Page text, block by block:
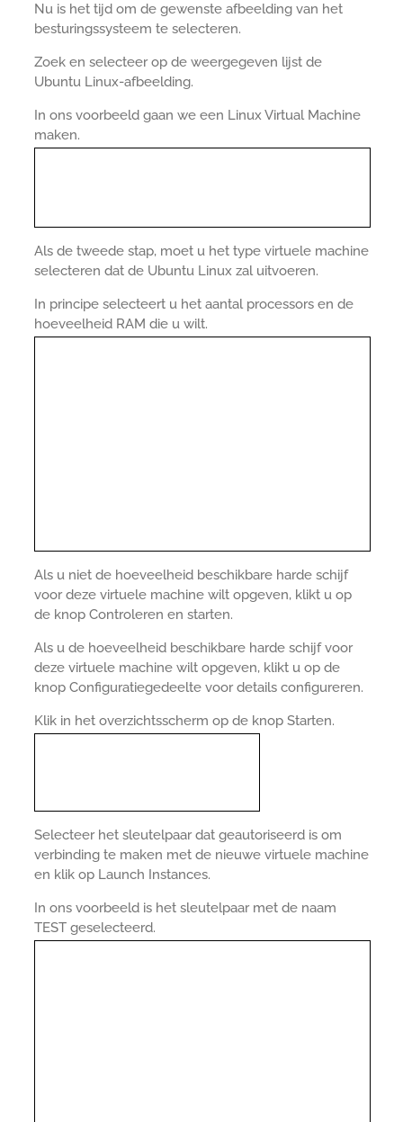
Nu is het tijd om de gewenste afbeelding van het
besturingssysteem te selecteren.
Zoek en selecteer op de weergegeven lijst de
Ubuntu Linux-afbeelding.
In ons voorbeeld gaan we een Linux Virtual Machine
maken.
Als de tweede stap, moet u het type virtuele machine
selecteren dat de Ubuntu Linux zal uitvoeren.
In principe selecteert u het aantal processors en de
hoeveelheid RAM die u wilt.
Als u niet de hoeveelheid beschikbare harde schijf
voor deze virtuele machine wilt opgeven, klikt u op
de knop Controleren en starten.
Als u de hoeveelheid beschikbare harde schijf voor
deze virtuele machine wilt opgeven, klikt u op de
knop Configuratiegedeelte voor details configureren.
Klik in het overzichtsscherm op de knop Starten.
Selecteer het sleutelpaar dat geautoriseerd is om
verbinding te maken met de nieuwe virtuele machine
en klik op Launch Instances.
In ons voorbeeld is het sleutelpaar met de naam
TEST geselecteerd.